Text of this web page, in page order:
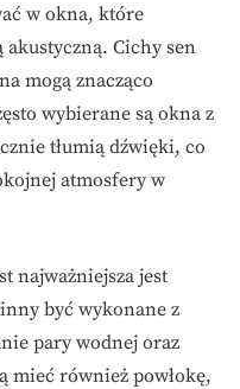
w okna, które
Cichy sen
mogą znacząco
wybierane są okna z
tłumią dźwięki, co
atmosfery w
najważniejsza jest
być wykonane z
pary wodnej oraz
mieć również powłokę,